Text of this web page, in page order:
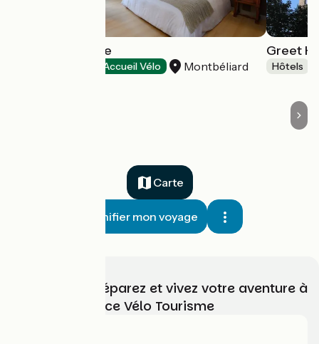
Hôtel La Balance
Accueil Vélo Montbéliard
Greet
Hôtels
Carte
Planifier mon voyage
Choisissez, préparez et vivez votre aventure à
vélo avec France Vélo Tourisme